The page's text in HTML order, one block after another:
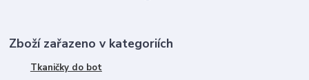
Zboží zařazeno v kategoriích
Tkaničky do bot